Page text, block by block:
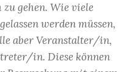
gehen. Wie viele
werden müssen,
aber Veranstalter/in,
in. Diese können